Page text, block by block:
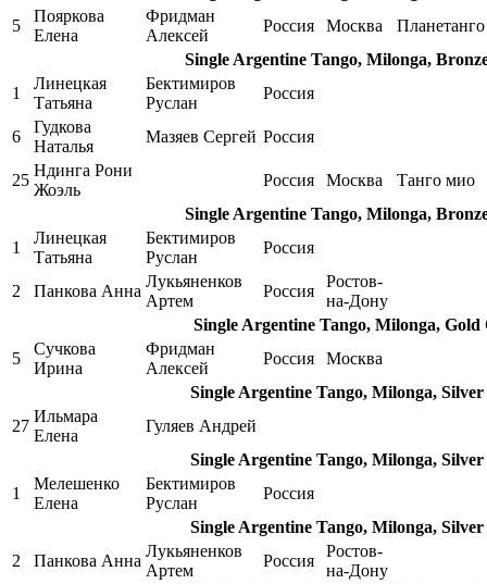
5
Пояркова
Елена
Фридман
Алексей
Россия Москва
Планетанго
Single Argentine Tango, Milonga,
1
Линецкая
Татьяна
Бектимиров
Руслан
Россия
6
Гудкова
Наталья
Мазяев Сергей Россия
25
Ндинга Рони
Жоэль
Россия Москва
Танго мио
Single Argentine Tango, Milonga,
1
Линецкая
Татьяна
Бектимиров
Руслан
Россия
2 Панкова Анна
Лукьяненков
Артем
Россия
Ростов-
на-Дону
Single Argentine Tango, Milonga, Gold
5
Сучкова
Ирина
Фридман
Алексей
Россия
Москва
Single Argentine Tango, Milonga,
27
Ильмара
Елена
Гуляев Андрей
Single Argentine Tango, Milonga, Silver
1
Мелешенко
Елена
Бектимиров
Руслан
Россия
Single Argentine Tango, Milonga, Silver
2
Панкова Анна
Лукьяненков
Артем
Россия
Ростов-
на-Дону